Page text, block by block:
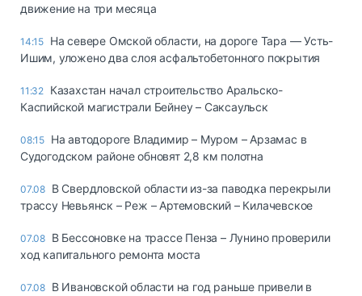
движение на три месяца
14:15 На севере Омской области, на дороге Тара — Усть-
Ишим, уложено два слоя асфальтобетонного покрытия
11:32 Казахстан начал строительство Аральско-
Каспийской магистрали Бейнеу – Саксаульск
08:15 На автодороге Владимир – Муром – Арзамас в
Судогодском районе обновят 2,8 км полотна
07.08 В Свердловской области из-за паводка перекрыли
трассу Невьянск – Реж – Артемовский – Килачевское
07.08 В Бессоновке на трассе Пенза – Лунино проверили
ход капитального ремонта моста
07.08 В Ивановской области на год раньше привели в